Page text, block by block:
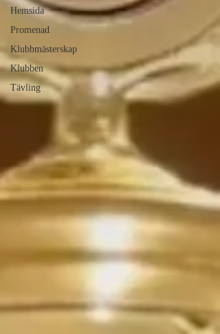
Hemsida
Promenad
Klubbmästerskap
Klubben
Tävling